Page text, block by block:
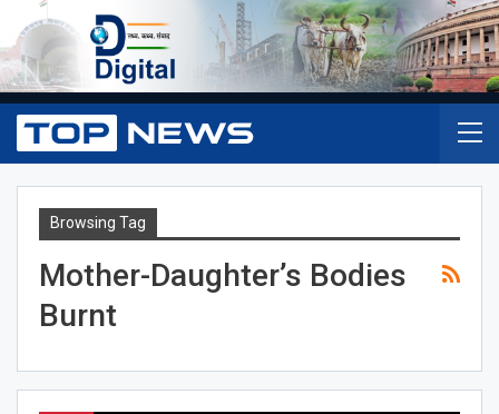
Browsing Tag
Mother-Daughter’s Bodies
Burnt